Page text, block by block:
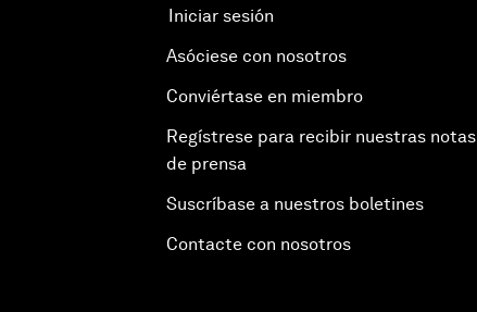
Iniciar sesión
Asóciese con nosotros
Conviértase en miembro
Regístrese para recibir nuestras notas
de prensa
Suscríbase a nuestros boletines
Contacte con nosotros